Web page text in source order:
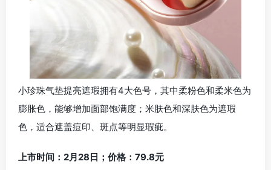
小珍珠气垫提亮遮瑕拥有4大色号，其中柔粉色和柔米色为
膨胀色，能够增加面部饱满度；米肤色和深肤色为遮瑕
色，适合遮盖痘印、斑点等明显瑕疵。
上市时间：2月28日；价格：79.8元